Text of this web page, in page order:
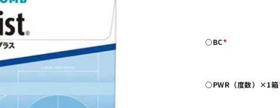
○BC
)
○PWR（度数）×1箱